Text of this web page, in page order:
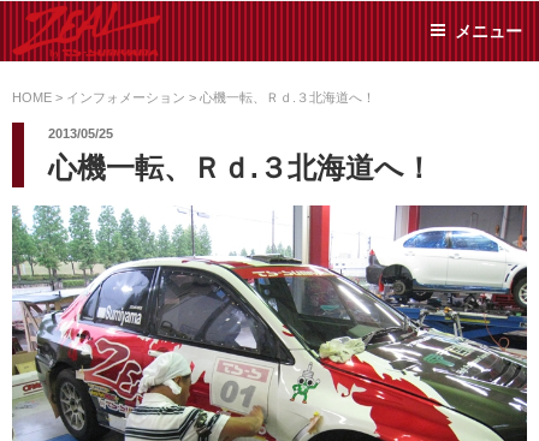
ン
ツ
ス
キ
ッ
プ
SUMIYAMA
た日常メンテから各種チ
ューニングまで、車に関
することならジャンルフ
リーでお任せください!
メニュー
HOME > インフォメーション > 心機一転、Ｒｄ.３北海道へ！
2013/05/25
心機一転、Ｒｄ.３北海道へ！